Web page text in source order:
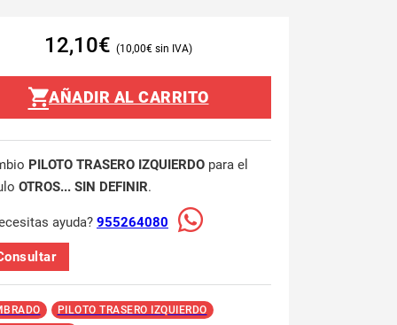
12,10€ 10,00€
AÑADIR AL CARRITO
PILOTO TRASERO IZQUIERDO para el
OTROS... SIN DEFINIR.
ayuda? 955264080
PILOTO TRASERO IZQUIERDO